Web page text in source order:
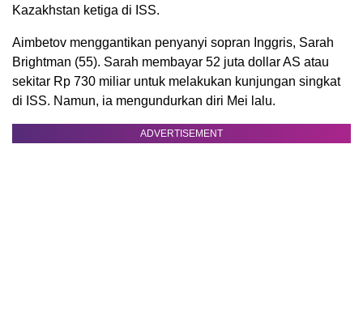
Kazakhstan ketiga di ISS.
Aimbetov menggantikan penyanyi sopran Inggris, Sarah
Brightman (55). Sarah membayar 52 juta dollar AS atau
sekitar Rp 730 miliar untuk melakukan kunjungan singkat
di ISS. Namun, ia mengundurkan diri Mei lalu.
ADVERTISEMENT